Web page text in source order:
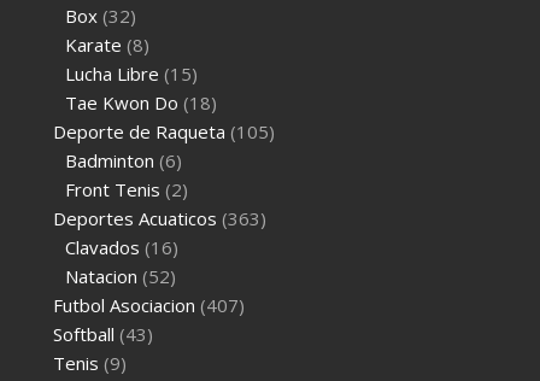
Box (32)
Karate (8)
Lucha Libre (15)
Tae Kwon Do (18)
Deporte de Raqueta (105)
Badminton (6)
Front Tenis (2)
Deportes Acuaticos (363)
Clavados (16)
Natacion (52)
Futbol Asociacion (407)
Softball (43)
Tenis (9)